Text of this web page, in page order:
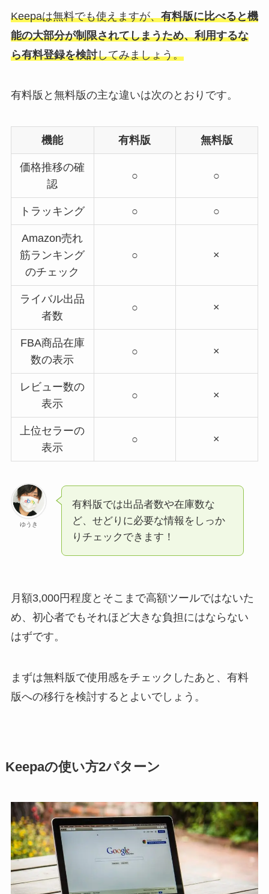
Keepaは無料でも使えますが、有料版に比べると機
能の大部分が制限されてしまうため、利用するな
ら有料登録を検討してみましょう。
有料版と無料版の主な違いは次のとおりです。
機能 有料版 無料版
価格推移の確
認
○ ○
トラッキング ○ ○
Amazon売れ
筋ランキング
のチェック
○ ×
ライバル出品
者数
○ ×
FBA商品在庫
数の表示
○ ×
レビュー数の
表示
○ ×
上位セラーの
表示
○ ×
ゆうき
有料版では出品者数や在庫数な
ど、せどりに必要な情報をしっか
りチェックできます！
月額3,000円程度とそこまで高額ツールではないた
め、初心者でもそれほど大きな負担にはならない
はずです。
まずは無料版で使用感をチェックしたあと、有料
版への移行を検討するとよいでしょう。
Keepaの使い方2パターン